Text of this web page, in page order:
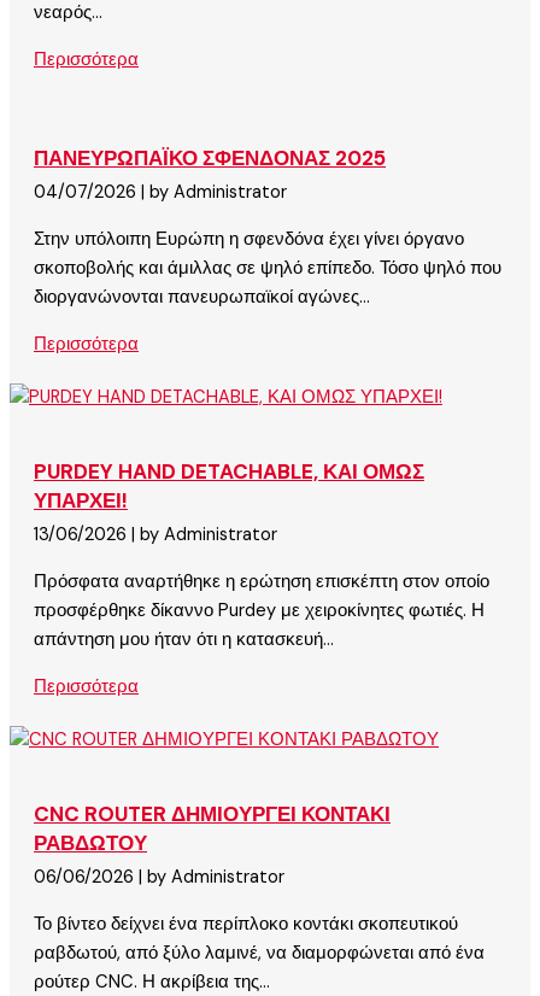
νεαρός...
Περισσότερα
ΠΑΝΕΥΡΩΠΑΪΚΟ ΣΦΕΝΔΟΝΑΣ 2025
04/07/2026 by Administrator
Στην υπόλοιπη Ευρώπη η σφενδόνα έχει γίνει όργανο
σκοποβολής και άμιλλας σε ψηλό επίπεδο. Τόσο ψηλό που
διοργανώνονται πανευρωπαϊκοί αγώνες...
Περισσότερα
PURDEY HAND DETACHABLE, ΚΑΙ ΟΜΩΣ
ΥΠΑΡΧΕΙ!
13/06/2026 by Administrator
Πρόσφατα αναρτήθηκε η ερώτηση επισκέπτη στον οποίο
προσφέρθηκε δίκαννο Purdey με χειροκίνητες φωτιές. Η
απάντηση μου ήταν ότι η κατασκευή...
Περισσότερα
CNC ROUTER ΔΗΜΙΟΥΡΓΕΙ ΚΟΝΤΑΚΙ
ΡΑΒΔΩΤΟΥ
06/06/2026 by Administrator
Το βίντεο δείχνει ένα περίπλοκο κοντάκι σκοπευτικού
ραβδωτού, από ξύλο λαμινέ, να διαμορφώνεται από ένα
ρούτερ CNC. Η ακρίβεια της...